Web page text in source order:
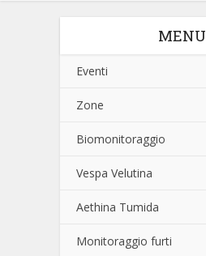
MENU
Eventi
Zone
Biomonitoraggio
Vespa Velutina
Aethina Tumida
Monitoraggio furti